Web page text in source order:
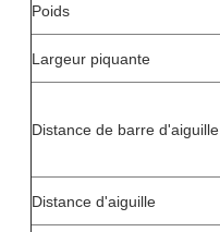
Poids
Largeur piquante
Distance de barre d'aiguille
Distance d'aiguille